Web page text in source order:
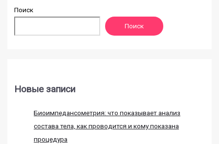
Поиск
Поиск
Новые записи
Биоимпедансометрия: что показывает анализ
состава тела, как проводится и кому показана
процедура